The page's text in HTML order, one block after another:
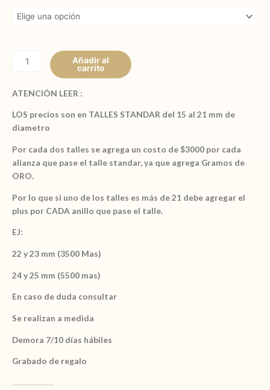
oro
puro,
por
pedido
a
medida
con
regalo
cantidad
Añadir al
carrito
ATENCIÓN LEER :
LOS precios son en TALLES STANDAR del 15 al 21 mm de
diametro
Por cada dos talles se agrega un costo de $3000 por cada
alianza que pase el talle standar, ya que agrega Gramos de
ORO.
Por lo que si uno de los talles es más de 21 debe agregar el
plus por CADA anillo que pase el talle.
EJ:
22 y 23 mm (3500 Mas)
24 y 25 mm (5500 mas)
En caso de duda consultar
Se realizan a medida
Demora 7/10 días hábiles
Grabado de regalo